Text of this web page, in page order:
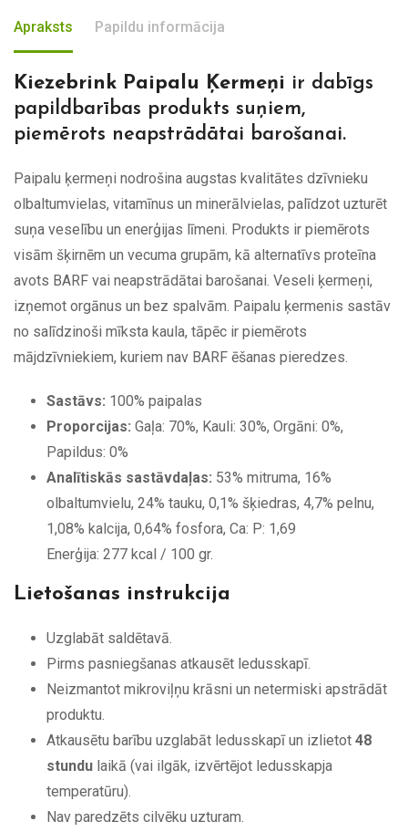
Apraksts Papildu informācija
Kiezebrink Paipalu Ķermeņi ir dabīgs
papildbarības produkts suņiem,
piemērots neapstrādātai barošanai.
Paipalu ķermeņi nodrošina augstas kvalitātes dzīvnieku
olbaltumvielas, vitamīnus un minerālvielas, palīdzot uzturēt
suņa veselību un enerģijas līmeni. Produkts ir piemērots
visām šķirnēm un vecuma grupām, kā alternatīvs proteīna
avots BARF vai neapstrādātai barošanai. Veseli ķermeņi,
izņemot orgānus un bez spalvām. Paipalu ķermenis sastāv
no salīdzinoši mīksta kaula, tāpēc ir piemērots
mājdzīvniekiem, kuriem nav BARF ēšanas pieredzes.
Sastāvs: 100% paipalas
Proporcijas: Gaļa: 70%, Kauli: 30%, Orgāni: 0%,
Papildus: 0%
Analītiskās sastāvdaļas: 53% mitruma, 16%
olbaltumvielu, 24% tauku, 0,1% šķiedras, 4,7% pelnu,
1,08% kalcija, 0,64% fosfora, Ca: P: 1,69
Enerģija: 277 kcal / 100 gr.
Lietošanas instrukcija
Uzglabāt saldētavā.
Pirms pasniegšanas atkausēt ledusskapī.
Neizmantot mikroviļņu krāsni un netermiski apstrādāt
produktu.
Atkausētu barību uzglabāt ledusskapī un izlietot 48
stundu laikā (vai ilgāk, izvērtējot ledusskapja
temperatūru).
Nav paredzēts cilvēku uzturam.